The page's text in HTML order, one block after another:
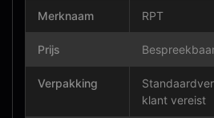
Merknaam RPT
Prijs
Verpakking
klant vereist